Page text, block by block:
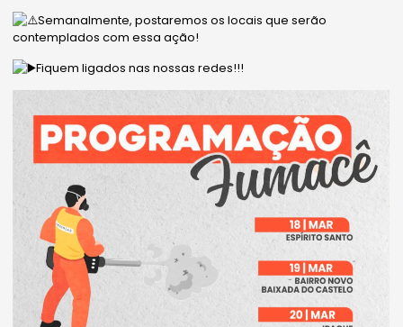
Semanalmente, postaremos os locaisque serão
contemplados com essa ação!
Fiquem ligados nas nossas redes!!!